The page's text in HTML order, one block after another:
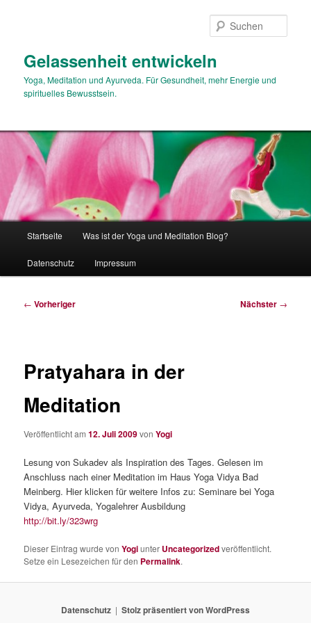
Gelassenheit entwickeln
Yoga, Meditation und Ayurveda. Für Gesundheit, mehr Energie und
spirituelles Bewusstsein.
Startseite Was ist der Yoga und Meditation Blog?
Datenschutz Impressum
Beitragsnavigation
← Vorheriger Nächster →
Pratyahara in der
Meditation
Veröffentlicht am12. Juli 2009vonYogi
Lesung von Sukadev als Inspiration des Tages. Gelesen im
Anschluss nach einer Meditation im Haus Yoga Vidya Bad
Meinberg. Hier klicken für weitere Infos zu: Seminare bei Yoga
Vidya, Ayurveda, Yogalehrer Ausbildung
http://bit.ly/323wrg
Dieser Eintrag wurde vonYogiunter Uncategorizedveröffentlicht.
Setze ein Lesezeichen für den Permalink.
Datenschutz Stolz präsentiert von WordPress